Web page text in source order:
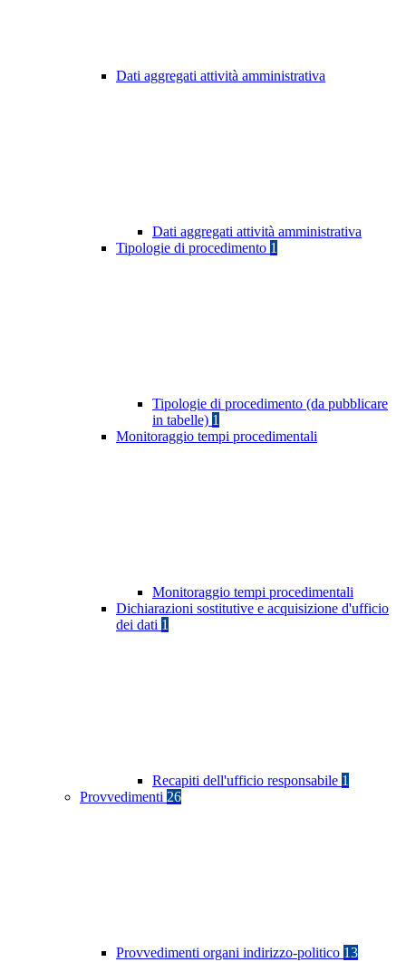
Dati aggregati attività amministrativa
Dati aggregati attività amministrativa
Tipologie di procedimento 1
Tipologie di procedimento (da pubblicare
in tabelle) 1
Monitoraggio tempi procedimentali
Monitoraggio tempi procedimentali
Dichiarazioni sostitutive e acquisizione d'ufficio
dei dati 1
Recapiti dell'ufficio responsabile 1
Provvedimenti 26
Provvedimenti organi indirizzo-politico 13